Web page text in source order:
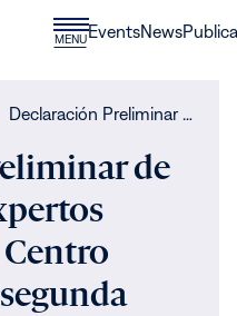
MENUCLOSE
MENU
EventsNews
Declaración Preliminar …
de